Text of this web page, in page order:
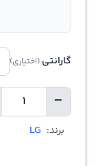
گارانتی (اختیاری)
−
تعداد
برند: LG